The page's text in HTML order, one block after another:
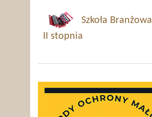
Szkoła Branżowa
II stopnia